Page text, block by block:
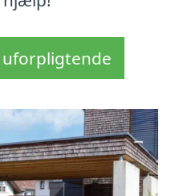
uforpligtende